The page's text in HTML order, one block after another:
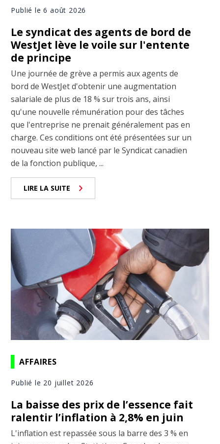
Publié le 6 août 2026
Le syndicat des agents de bord de
WestJet lève le voile sur l'entente
de principe
Une journée de grève a permis aux agents de
bord de WestJet d'obtenir une augmentation
salariale de plus de 18 % sur trois ans, ainsi
qu'une nouvelle rémunération pour des tâches
que l'entreprise ne prenait généralement pas en
charge. Ces conditions ont été présentées sur un
nouveau site web lancé par le Syndicat canadien
de la fonction publique, ...
LIRE LA SUITE
AFFAIRES
Publié le 20 juillet 2026
La baisse des prix de l’essence fait
ralentir l’inflation à 2,8% en juin
L'inflation est repassée sous la barre des 3 % en